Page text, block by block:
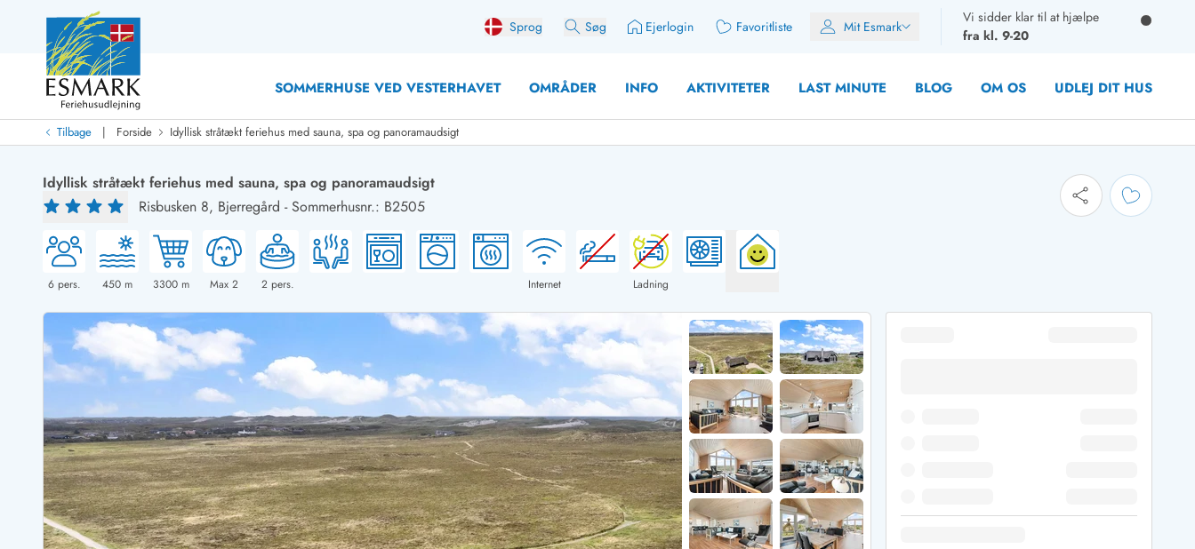
Sprog Søg Ejerlogin Favoritliste Mit Esmark
Vi sidder klar til at hjælpe
fra kl. 9-20
SOMMERHUSE VED VESTERHAVET OMRÅDER INFO AKTIVITETER LAST MINUTE BLOG OM OS UDLEJ DIT HUS
Last Minute
Last minute
Nyheder
Nyheder hos Esmark Med swimmingpoolSommerhuse med hund
Nyrenoverede sommerhuse
Sommerhuse med slutrengøring inklusive
Sommerhuse tæt ved vandet
Nybyggede sommerhuse
Sommerhuse med sauna
Røgfrie/ikke-ryger sommerhuse
Sommerhuse med udsigt
Sommerhuse med spa
Sommerhuse med fredagsskift
Sommerhuse med lørdagsskift
Sommerhuse med søndagsskift
Sommerhuse med plads til fangsten
Feriehuse med brændeovn
Sommerhuse med ydersæsonrabat
Sommerhuse for 2 personer
Sommerhuse for 4 Personer
Sommerhuse for 6 Personer
Sommerhuse for 8 Personer
Sommerhuse for 10 personer
Sommerhuse for 12 Personer
Sommerhuse for 14 Personer
Sommerhuse i påskeferien
Sommerhuse i sommerferien
Sommerhuse i efterårsferien
Sommerhuse i vinterferien
Sommerhuse i juleferien
Sommerhuse til nytår
Sommerhuse i BjerregårdSommerhuse i BlåvandSommerhuse i Hvide SandeSommerhuse i Søndervig
Sommerhuse i Årgab
Sommerhuse i Arrild
Sommerhuse i Henne Strand
Sommerhuse i Ho
Sommerhuse i Lodbjerg Hede
Sommerhuse i Nr. Lyngvig
Tilbage | Forside Idyllisk stråtækt feriehus med sauna, spa og panoramaudsigt
Idyllisk stråtækt feriehus med sauna, spa og panoramaudsigt
Risbusken 8, Bjerregård -Sommerhusnr.: B2505
6pers. 450 m 3300m Max 2 2pers. Internet Ladning